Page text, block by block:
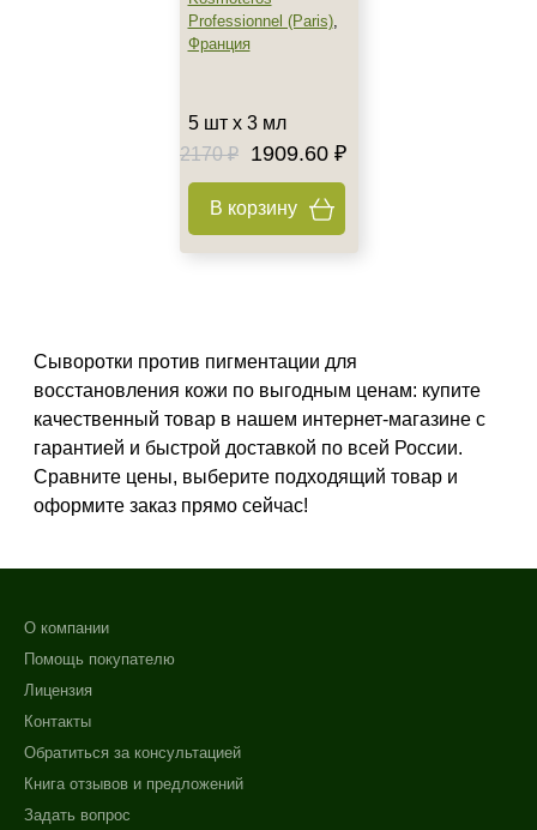
Возрастные изменения
Показать еще
Область применения
Веки
Декольте
Кисти рук
ампула
фл
флакон
Показать еще
Ингредиенты
PDRN
Professionnel (Paris),
Франция
5 шт х 3 мл
2170 ₽
1909.60 ₽
В корзину
Сыворотки против пигментации для
восстановления кожи по выгодным ценам: купите
качественный товар в нашем интернет-магазине с
гарантией и быстрой доставкой по всей России.
Сравните цены, выберите подходящий товар и
оформите заказ прямо сейчас!
О компании
Помощь покупателю
Лицензия
Контакты
Обратиться за консультацией
Книга отзывов и предложений
Задать вопрос
Не показывать предложение о консультации